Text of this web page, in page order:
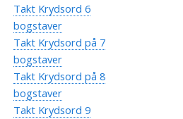
Takt Krydsord 6
bogstaver
Takt Krydsord på 7
bogstaver
Takt Krydsord på 8
bogstaver
Takt Krydsord 9